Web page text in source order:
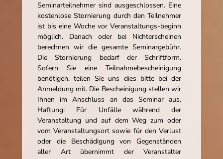
Seminarteilnehmer sind ausgeschlossen. Eine
kostenlose Stornierung durch den Teilnehmer
ist bis eine Woche vor Veranstaltungs-beginn
möglich. Danach oder bei Nichterscheinen
berechnen wir die gesamte Seminargebühr.
Die Stornierung bedarf der Schriftform.
Sofern Sie eine Teilnahmebescheinigung
benötigen, teilen Sie uns dies bitte bei der
Anmeldung mit. Die Bescheinigung stellen wir
Ihnen im Anschluss an das Seminar aus.
Haftung: Für Unfälle während der
Veranstaltung und auf dem Weg zum oder
vom Veranstaltungsort sowie für den Verlust
oder die Beschädigung von Gegenständen
aller Art übernimmt der Veranstalter